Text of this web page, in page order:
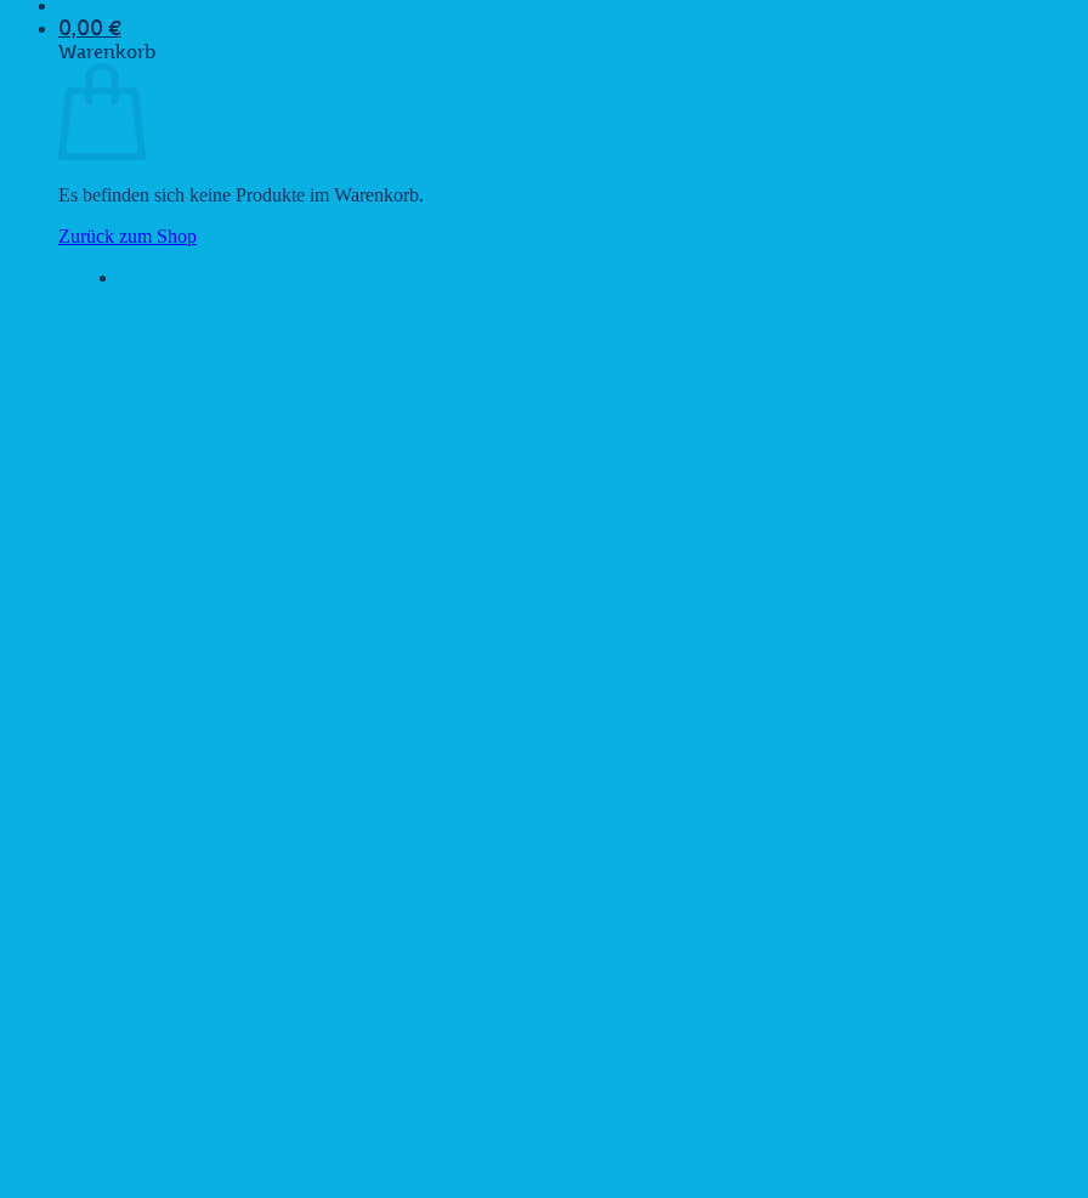
0,00 €
Warenkorb
Es befinden sich keine Produkte im Warenkorb.
Zurück zum Shop